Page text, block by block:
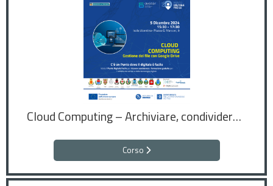
Cloud Computing – Archiviare, condividere e collaborare online in sicurezza
Corso